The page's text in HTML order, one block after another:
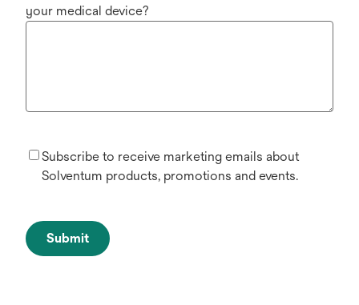
your medical device?
Subscribe to receive marketing emails about
Solventum products, promotions and events.
Submit